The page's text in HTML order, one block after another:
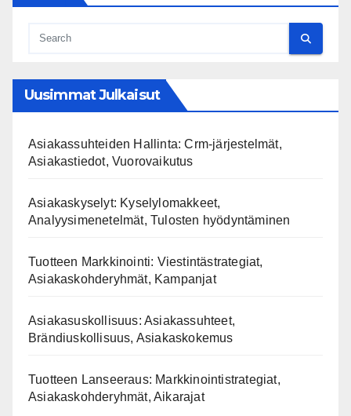
Uusimmat Julkaisut
Asiakassuhteiden Hallinta: Crm-järjestelmät,
Asiakastiedot, Vuorovaikutus
Asiakaskyselyt: Kyselylomakkeet,
Analyysimenetelmät, Tulosten hyödyntäminen
Tuotteen Markkinointi: Viestintästrategiat,
Asiakaskohderyhmät, Kampanjat
Asiakasuskollisuus: Asiakassuhteet,
Brändiuskollisuus, Asiakaskokemus
Tuotteen Lanseeraus: Markkinointistrategiat,
Asiakaskohderyhmät, Aikarajat